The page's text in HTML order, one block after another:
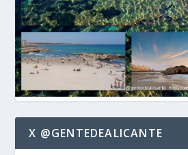
X @GENTEDEALICANTE